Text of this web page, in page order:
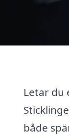
Letar
både